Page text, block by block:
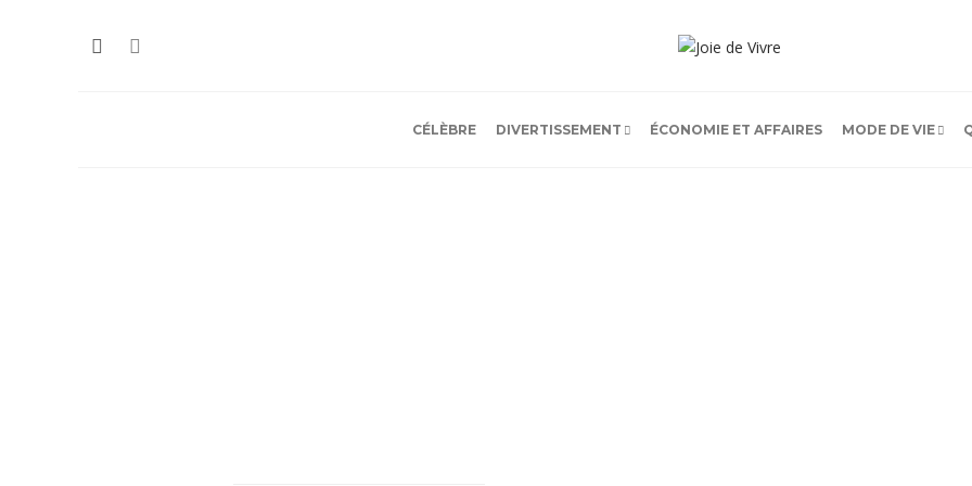
CÉLÈBRE DIVERTISSEMENT ÉCONOMIE ET AFFAIRES MODE DE VIE